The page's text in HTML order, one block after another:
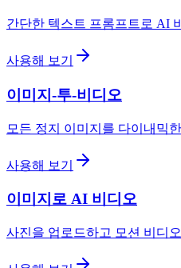
간단한 텍스트 프롬프트로 AI
사용해 보기
이미지-투-비디오
모든 정지 이미지를 다이내믹
사용해 보기
이미지로 AI 비디오
사진을 업로드하고 모션 비디